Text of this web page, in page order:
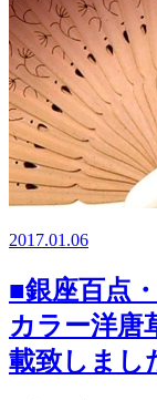
2017.01.06
■銀座百点
カラー洋唐
載致しまし